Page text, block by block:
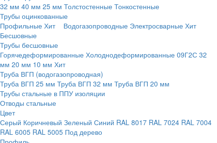
32 мм 40 мм 25 мм Толстостенные Тонкостенные
Трубы оцинкованные
Профильные Хит Водогазопроводные Электросварные Хит
Бесшовные
Трубы бесшовные
Горячедеформированные Холоднодеформированные 09Г2С 32
мм 20 мм 10 мм Хит
Труба ВГП (водогазопроводная)
Труба ВГП 25 мм Труба ВГП 32 мм Труба ВГП 20 мм
Трубы стальные в ППУ изоляции
Отводы стальные
Цвет
Серый Коричневый Зеленый Синий RAL 8017 RAL 7024 RAL 7004
RAL 6005 RAL 5005 Под дерево